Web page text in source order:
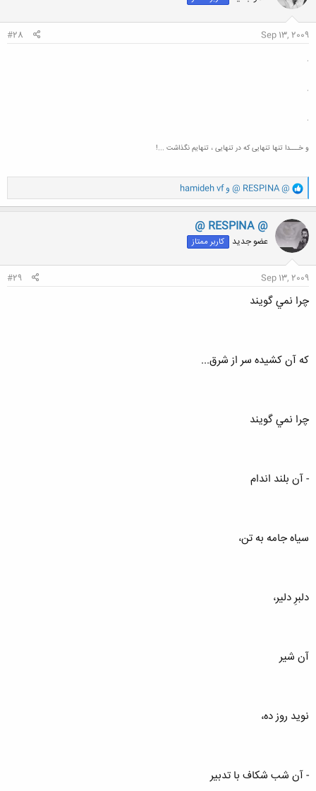
ا
Sep 13, 2009
#28
.
.
.
و خـــدا تنها تنهایی که در تنهایی ، تنهایم نگذاشت ...!
و
ا
ک
ن
ش
ه
ا
@ RESPINA @ وhamideh vf
@ RESPINA @
عضو جدید کاربر ممتاز
Sep 13, 2009
#29
چرا نمي گويند
كه آن كشيده سر از شرق...
چرا نمي گويند
- آن بلند اندام
سياه جامه به تن،
دلبرِ دلير،
آن شير
نويد روز ده،
- آن شب شكاف با تدبير